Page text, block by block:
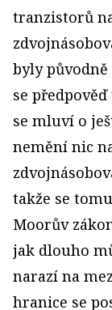
tranzistorů
byly
se
se mluví o
nemění nic
takže se
Moorův
jak dlouho
narazí na
hranice se